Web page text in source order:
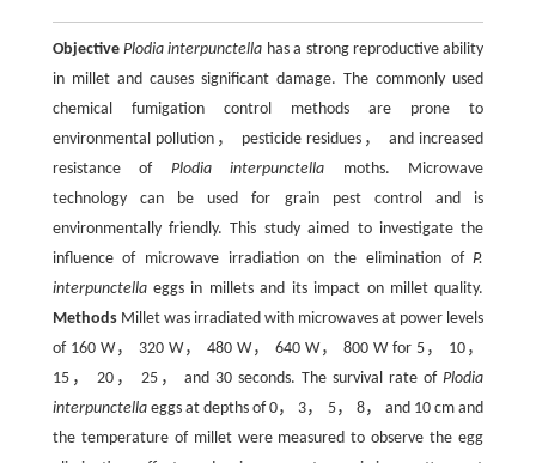
Objective Plodia interpunctella has a strong reproductive ability
in millet and causes significant damage. The commonly used
chemical fumigation control methods are prone to
environmental pollution， pesticide residues， and increased
resistance of Plodia interpunctella moths. Microwave
technology can be used for grain pest control and is
environmentally friendly. This study aimed to investigate the
influence of microwave irradiation on the elimination ofP.
interpunctellaeggs in millets and its impact on millet quality.
MethodsMillet was irradiated with microwaves at power levels
of 160 W， 320 W， 480 W， 640 W， 800 W for 5， 10，
15， 20， 25， and 30 seconds. The survival rate ofPlodia
interpunctellaeggs at depths of 0， 3， 5， 8， and 10 cm and
the temperature of millet were measured to observe the egg